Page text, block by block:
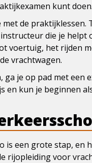
kunt doen.
de
die je helpt
voertuig, het rijden
vrachtwagen.
je op pad met een
en kun je beginnen
is een grote stap, en
rijopleiding voor